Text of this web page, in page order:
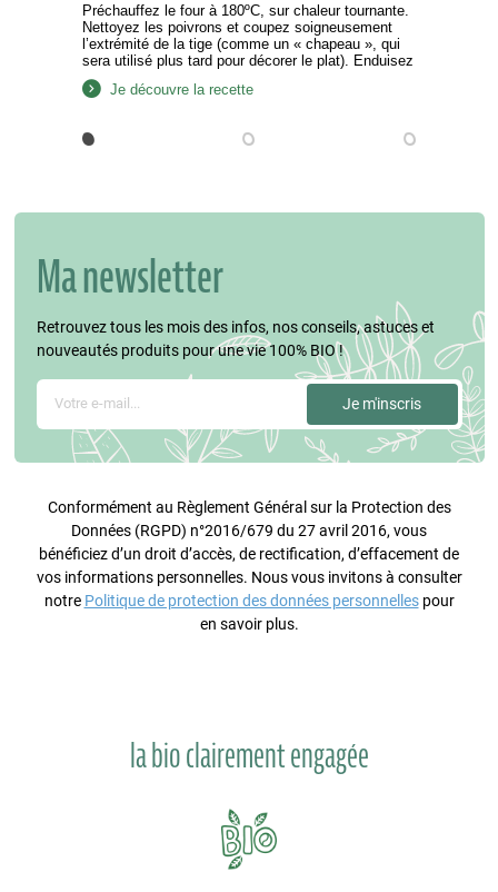
Préchauffez le four à 180ºC, sur chaleur tournante.
Nettoyez les poivrons et coupez soigneusement
l’extrémité de la tige (comme un « chapeau », qui
sera utilisé plus tard pour décorer le plat). Enduisez
les poivrons d’huile d’olive et placez-les sur une
plaque de cuisson « debout », en position verticale.
Je découvre la recette
Ma newsletter
Retrouvez tous les mois des infos, nos conseils, astuces et
nouveautés produits pour une vie 100% BIO !
Conformément au Règlement Général sur la Protection des
Données (RGPD) n°2016/679 du 27 avril 2016, vous
bénéficiez d’un droit d’accès, de rectification, d’effacement de
vos informations personnelles. Nous vous invitons à consulter
notre Politique de protection des données personnellespour
en savoir plus.
la bio clairement engagée